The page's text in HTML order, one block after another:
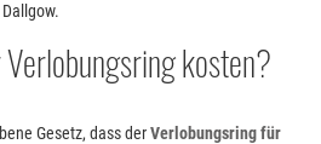
Verlobungsring kosten
Gesetz, dass derVerlobungsring für